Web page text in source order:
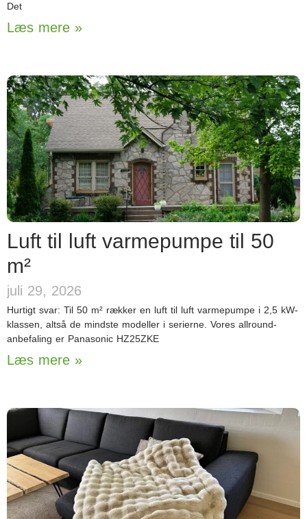
Det
Læs mere »
Luft til luft varmepumpe til 50
m²
juli 29, 2026
Hurtigt svar: Til 50 m² rækker en luft til luft varmepumpe i 2,5 kW-
klassen, altså de mindste modeller i serierne. Vores allround-
anbefaling er Panasonic HZ25ZKE
Læs mere »